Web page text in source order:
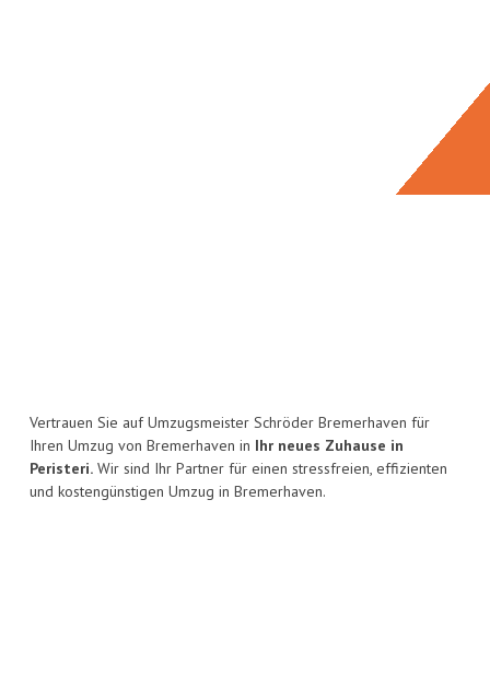
Vertrauen Sie auf Umzugsmeister Schröder Bremerhaven für
Ihren Umzug von Bremerhaven in Ihr neues Zuhause in
Peristeri. Wir sind Ihr Partner für einen stressfreien, effizienten
und kostengünstigen Umzug in Bremerhaven.